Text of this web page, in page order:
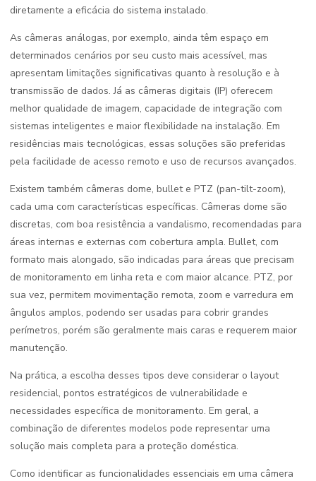
diretamente a eficácia do sistema instalado.
As câmeras análogas, por exemplo, ainda têm espaço em
determinados cenários por seu custo mais acessível, mas
apresentam limitações significativas quanto à resolução e à
transmissão de dados. Já as câmeras digitais (IP) oferecem
melhor qualidade de imagem, capacidade de integração com
sistemas inteligentes e maior flexibilidade na instalação. Em
residências mais tecnológicas, essas soluções são preferidas
pela facilidade de acesso remoto e uso de recursos avançados.
Existem também câmeras dome, bullet e PTZ (pan-tilt-zoom),
cada uma com características específicas. Câmeras dome são
discretas, com boa resistência a vandalismo, recomendadas para
áreas internas e externas com cobertura ampla. Bullet, com
formato mais alongado, são indicadas para áreas que precisam
de monitoramento em linha reta e com maior alcance. PTZ, por
sua vez, permitem movimentação remota, zoom e varredura em
ângulos amplos, podendo ser usadas para cobrir grandes
perímetros, porém são geralmente mais caras e requerem maior
manutenção.
Na prática, a escolha desses tipos deve considerar o layout
residencial, pontos estratégicos de vulnerabilidade e
necessidades específica de monitoramento. Em geral, a
combinação de diferentes modelos pode representar uma
solução mais completa para a proteção doméstica.
Como identificar as funcionalidades essenciais em uma câmera